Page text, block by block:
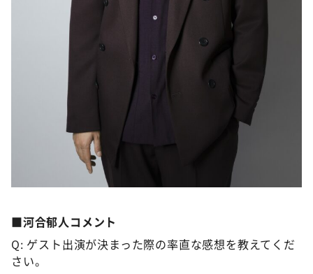
■河合郁人コメント
Q: ゲスト出演が決まった際の率直な感想を教えてくだ
さい。